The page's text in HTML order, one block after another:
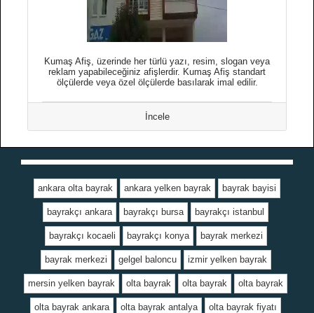
Kumaş Afiş, üzerinde her türlü yazı, resim, slogan veya
reklam yapabileceğiniz afişlerdir. Kumaş Afiş standart
ölçülerde veya özel ölçülerde basılarak imal edilir.
İncele
ankara olta bayrak ankara yelken bayrak bayrak bayisi
bayrakçı ankara bayrakçı bursa bayrakçı istanbul
bayrakçı kocaeli bayrakçı konya bayrak merkezi
bayrak merkezi gelgel baloncu izmir yelken bayrak
mersin yelken bayrak olta bayrak olta bayrak olta bayrak
olta bayrak ankara olta bayrak antalya olta bayrak fiyatı